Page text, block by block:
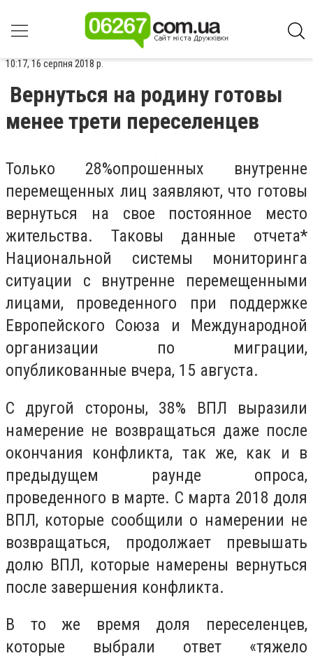
10:17, 16 серпня 2018 р.
Вернуться на родину готовы
менее трети переселенцев
Только 28%опрошенных внутренне
перемещенных лиц заявляют, что готовы
вернуться на свое постоянное место
жительства. Таковы данные отчета*
Национальной системы мониторинга
ситуации с внутренне перемещенными
лицами, проведенного при поддержке
Европейского Союза и Международной
организации по миграции,
опубликованные вчера, 15 августа.
С другой стороны, 38% ВПЛ выразили
намерение не возвращаться даже после
окончания конфликта, так же, как и в
предыдущем раунде опроса,
проведенного в марте. С марта 2018 доля
ВПЛ, которые сообщили о намерении не
возвращаться, продолжает превышать
долю ВПЛ, которые намерены вернуться
после завершения конфликта.
В то же время доля переселенцев,
которые выбрали ответ «тяжело